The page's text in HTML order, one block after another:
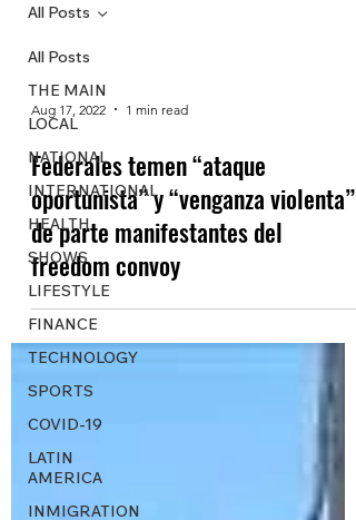
All Posts
THE MAIN
LOCAL
NATIONAL
INTERNATIONAL
HEALTH
SHOWS
LIFESTYLE
FINANCE
TECHNOLOGY
SPORTS
COVID-19
LATIN
AMERICA
INMIGRATION
All Posts
Aug 17, 2022 1 min read
Federales temen “ataque
oportunista” y “venganza violenta”
de parte manifestantes del
freedom convoy